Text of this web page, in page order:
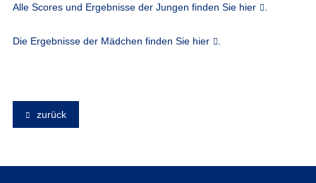
Alle Scores und Ergebnisse der Jungen finden Sie hier
Die Ergebnisse der Mädchen finden Sie hier
zurück